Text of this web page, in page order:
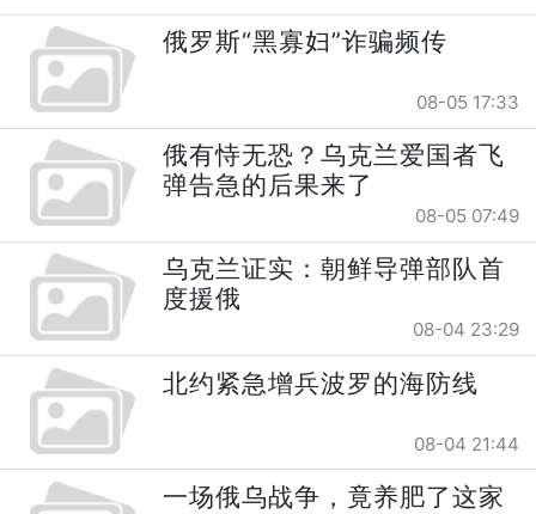
俄罗斯“黑寡妇”诈骗频传
08-05 17:33
俄有恃无恐？乌克兰爱国者飞
弹告急的后果来了
08-05 07:49
乌克兰证实：朝鲜导弹部队首
度援俄
08-04 23:29
北约紧急增兵波罗的海防线
08-04 21:44
一场俄乌战争，竟养肥了这家